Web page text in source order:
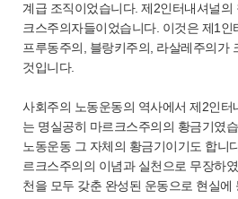
계급 조직이었습니다. 제2인터내셔널의
크스주의자들이었습니다. 이것은 제1인
프루동주의, 블랑키주의, 라살레주의가
것입니다.
사회주의 노동운동의 역사에서 제2인
는 명실공히 마르크스주의의 황금기였
노동운동 그 자체의 황금기이기도 합니
르크스주의의 이념과 실천으로 무장하
천을 모두 갖춘 완성된 운동으로 현실에